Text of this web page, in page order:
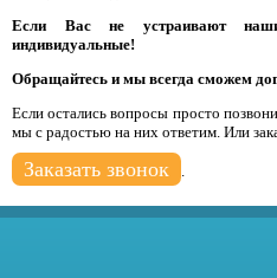
Если Вас не устраивают
индивидуальные!
Обращайтесь и мы всегда сможем
Если остались вопросы просто
мы с радостью на них ответим. Или
Заказать звонок .